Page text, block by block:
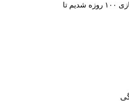
بیش از ۸۰۰ نفر به سرپرستی شاهین کلانتری وارد این بازی ۱۰۰ روزه شدیم تا